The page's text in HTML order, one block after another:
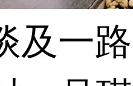
及一